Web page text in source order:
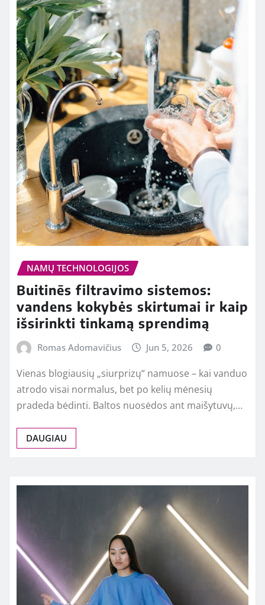
NAMŲ TECHNOLOGIJOS
Buitinēs filtravimo sistemos:
vandens kokybės skirtumai ir kaip
išsirinkti tinkamą sprendimą
Romas Adomavičius Jun 5, 2026 0
Vienas blogiausių „siurprizų“ namuose – kai vanduo
atrodo visai normalus, bet po kelių mėnesių
pradeda bėdinti. Baltos nuosėdos ant maišytuvų,…
DAUGIAU